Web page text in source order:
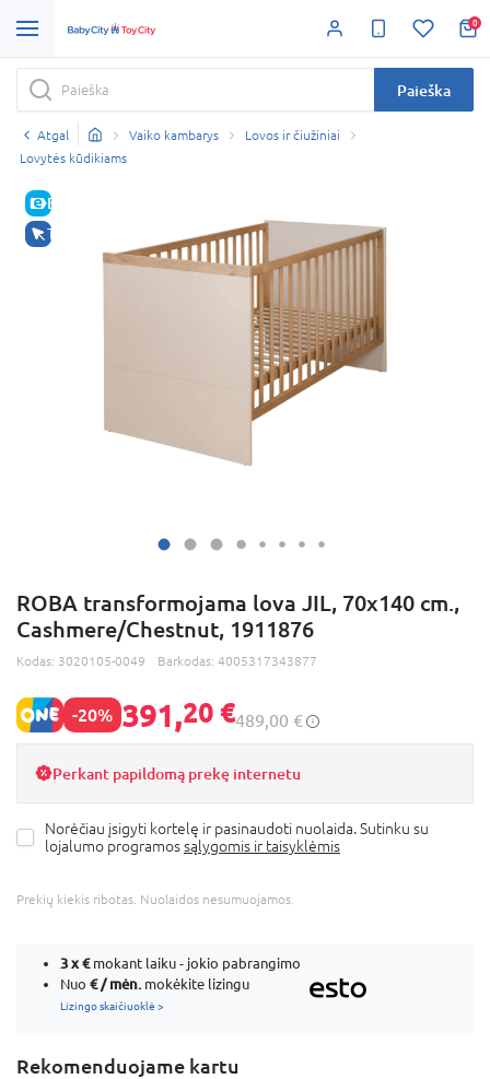
0
Paieška
Atgal Vaiko kambarys
Lovos ir čiužiniai
Lovytės kūdikiams
E-KAINA
TIK INTERNETU
ROBA transformojama lova JIL, 70x140 cm.,
Cashmere/Chestnut, 1911876
Kodas: 3020105-0049 Barkodas: 4005317343877
-20% 391,20 €489,00 €
Perkant papildomą prekę internetu
Norėčiau įsigyti kortelę ir pasinaudoti nuolaida. Sutinku su
lojalumo programossąlygomis ir taisyklėmis
Prekių kiekis ribotas. Nuolaidos nesumuojamos.
3 x€mokant laiku - jokio pabrangimo
Nuo € / mėn. mokėkite lizingu
Lizingo skaičiuoklė >
Rekomenduojame kartu